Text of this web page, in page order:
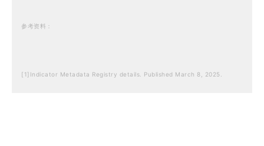
参考资料：
[1]Indicator Metadata Registry details. Published March 8, 2025.